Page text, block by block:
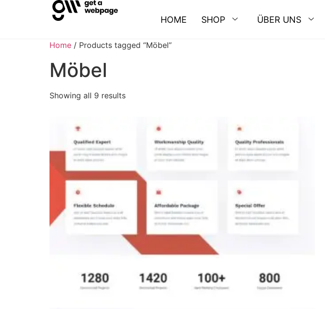
HOME SHOP ÜBER UNS
Home / Products tagged “Möbel”
Möbel
Showing all 9 results